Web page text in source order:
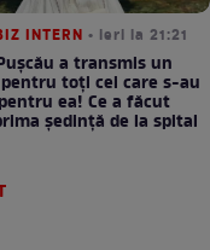
INTERN • ieri la 21:21
a transmis un
toți cei care s-au
ea! Ce a făcut
ședință de la spital